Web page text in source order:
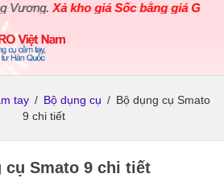
Xả kho giá Sốc bằng giá Gốccho
tay / Bộ dụng cụ / Bộ dụng cụ Smato
9 chi tiết
cụ Smato 9 chi tiết